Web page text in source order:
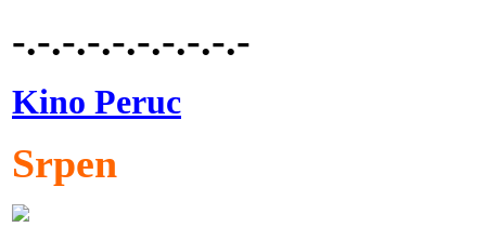
-.-.-.-.-.-.-.-.-.-
Kino Peruc
Srpen